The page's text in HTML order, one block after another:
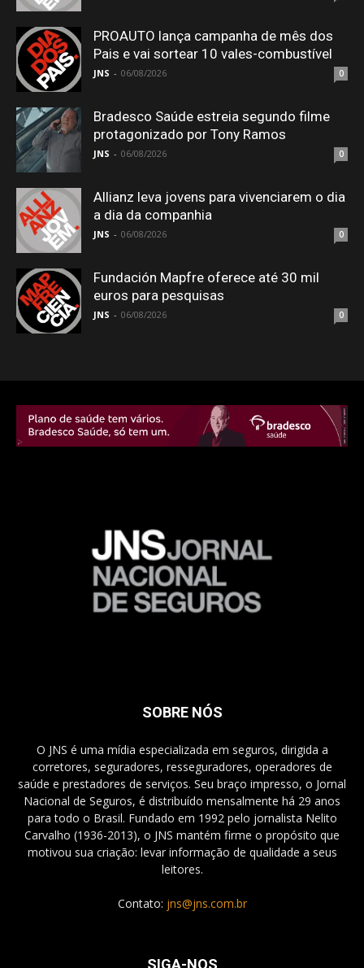
PROAUTO lança campanha de mês dos
Pais e vai sortear 10 vales-combustível
JNS - 06/08/2026 0
Bradesco Saúde estreia segundo filme
protagonizado por Tony Ramos
JNS - 06/08/2026 0
Allianz leva jovens para vivenciarem o dia
a dia da companhia
JNS - 06/08/2026 0
Fundación Mapfre oferece até 30 mil
euros para pesquisas
JNS - 06/08/2026 0
SOBRE NÓS
O JNS é uma mídia especializada em seguros, dirigida a
corretores, seguradores, resseguradores, operadores de
saúde e prestadores de serviços. Seu braço impresso, o Jornal
Nacional de Seguros, é distribuído mensalmente há 29 anos
para todo o Brasil. Fundado em 1992 pelo jornalista Nelito
Carvalho (1936-2013), o JNS mantém firme o propósito que
motivou sua criação: levar informação de qualidade a seus
leitores.
Contato: jns@jns.com.br
SIGA-NOS